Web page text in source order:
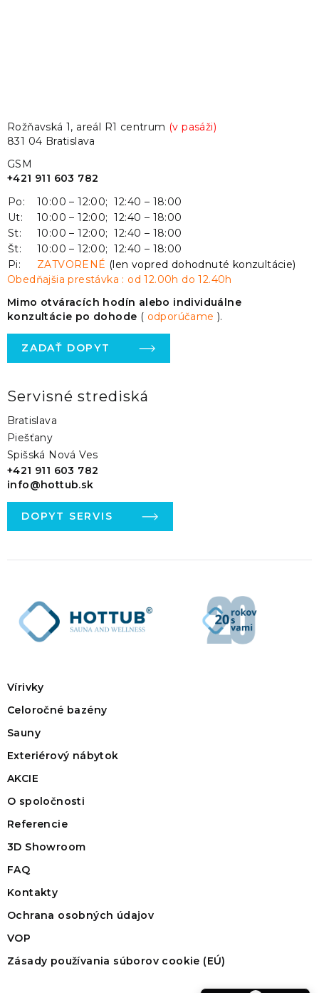
Rožňavská 1, areál R1 centrum (v pasáži)
831 04 Bratislava
GSM
+421 911 603 782
Po:
10:00 – 12:00; 12:40 – 18:00
Ut:
10:00 – 12:00; 12:40 – 18:00
St:
10:00 – 12:00; 12:40 – 18:00
Št:
10:00 – 12:00; 12:40 – 18:00
Pi:
ZATVORENÉ (len vopred dohodnuté konzultácie)
Obedňajšia prestávka : od 12.00h do 12.40h
Mimo otváracích hodín alebo individuálne
konzultácie po dohode ( odporúčame).
ZADAŤ DOPYT
Servisné strediská
Bratislava
Piešťany
Spišská Nová Ves
+421 911 603 782
info@hottub.sk
DOPYT SERVIS
Vírivky
Celoročné bazény
Sauny
Exteriérový nábytok
AKCIE
O spoločnosti
Referencie
3D Showroom
FAQ
Kontakty
Ochrana osobných údajov
VOP
Zásady používania súborov cookie (EÚ)